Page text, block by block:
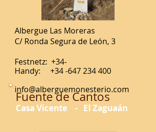
Albergue Las Moreras
C/ Ronda Segura de León, 3
Festnetz: +34-
Handy: +34 -647 234 400
info@alberguemonesterio.com
Fuente de Cantos
Casa Vicente - El Zaguaán